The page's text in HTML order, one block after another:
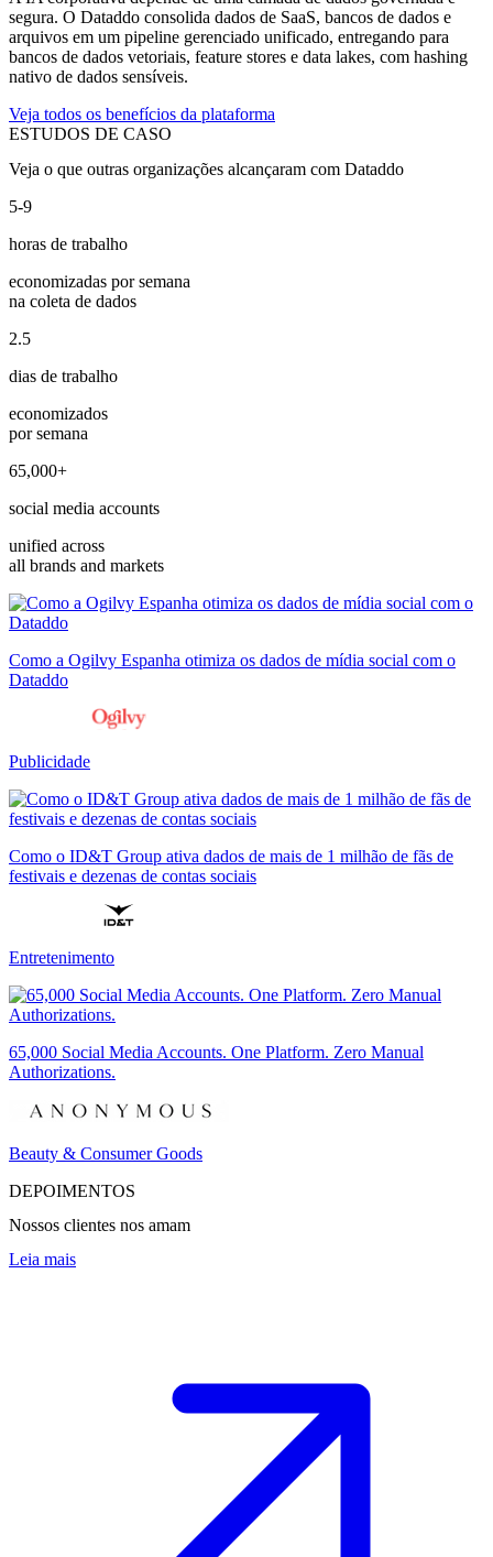
segura. O Dataddo consolida dados de SaaS, bancos de dados e
arquivos em um pipeline gerenciado unificado, entregando para
bancos de dados vetoriais, feature stores e data lakes, com hashing
nativo de dados sensíveis.
Veja todos os benefícios da plataforma
ESTUDOS DE CASO
Veja o que outras organizações alcançaram com Dataddo
5-9
horas de trabalho
economizadas por semana
na coleta de dados
2.5
dias de trabalho
economizados
por semana
65,000+
social media accounts
unified across
all brands and markets
Como a Ogilvy Espanha otimiza os dados de mídia social com o
Dataddo
Publicidade
Como o ID&T Group ativa dados de mais de 1 milhão de fãs de
festivais e dezenas de contas sociais
Entretenimento
65,000 Social Media Accounts. One Platform. Zero Manual
Authorizations.
Beauty & Consumer Goods
DEPOIMENTOS
Nossos clientes nos amam
Leia mais